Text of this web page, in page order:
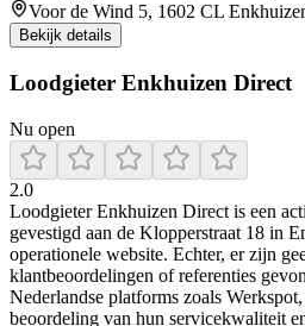
Voor de Wind 5, 1602 CL
Bekijk details
Loodgieter Enkhuizen Direct
Nu open
2.0
Loodgieter Enkhuizen Direct is een
gevestigd aan de Klopperstraat 18 in
operationele website. Echter, er zijn
klantbeoordelingen of referenties
Nederlandse platforms zoals
beoordeling van hun servicekwaliteit